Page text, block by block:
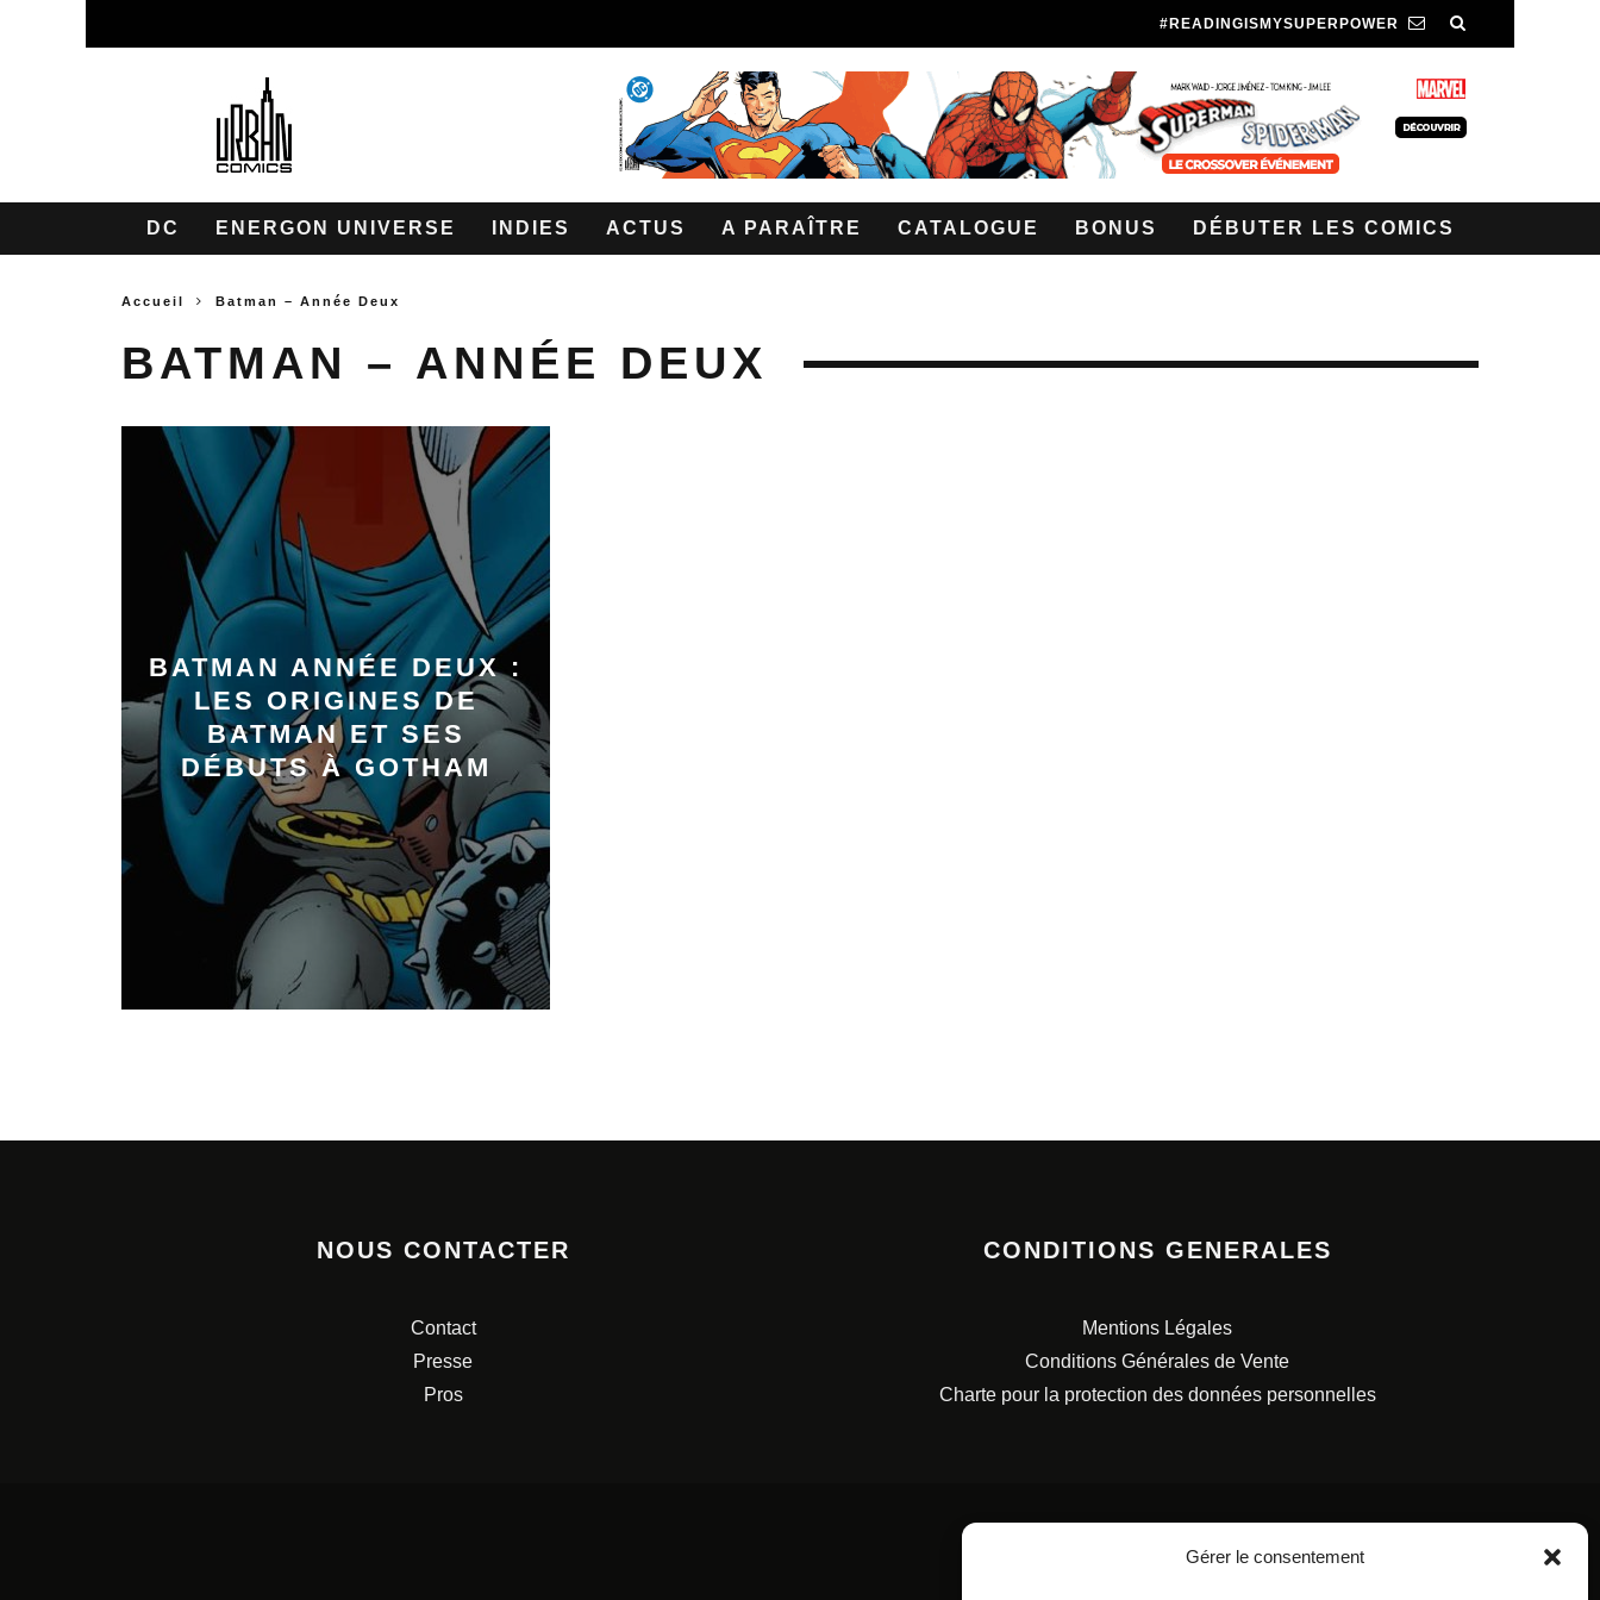
Gérer le consentement
#READINGISMYSUPERPOWER
DC ENERGON UNIVERSE INDIES ACTUS A PARAÎTRE CATALOGUE BONUS DÉBUTER LES COMICS
Accueil Batman – Année Deux
BATMAN – ANNÉE DEUX
BATMAN ANNÉE DEUX :
LES ORIGINES DE
BATMAN ET SES
DÉBUTS À GOTHAM
NOUS CONTACTER
Contact
Presse
Pros
CONDITIONS GENERALES
Mentions Légales
Conditions Générales de Vente
Charte pour la protection des données personnelles